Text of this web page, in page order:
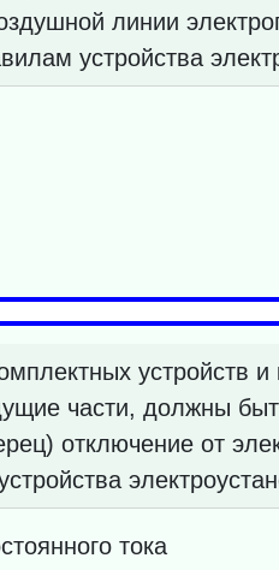
линии
устройства
устройств и
части, должны
отключение от
тока